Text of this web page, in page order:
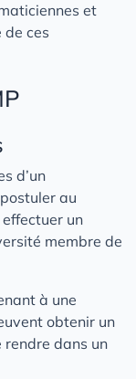
et
ces
d’un
au
un
membre de
à une
obtenir un
rendre dans un